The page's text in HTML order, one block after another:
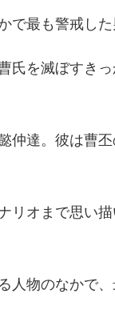
で最も警戒した
氏を滅ぼすき
仲達。彼は曹
リオまで思い
人物のなかで